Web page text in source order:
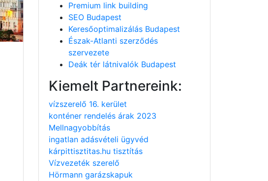
Premium link building
SEO Budapest
Keresőoptimalizálás Budapest
Észak-Atlanti szerződés
szervezete
Deák tér látnivalók Budapest
Kiemelt Partnereink:
vízszerelő 16. kerület
konténer rendelés árak 2023
Mellnagyobbítás
ingatlan adásvételi ügyvéd
kárpittisztitas.hu tisztítás
Vízvezeték szerelő
Hörmann garázskapuk